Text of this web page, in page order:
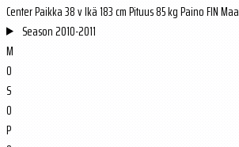
CenterPaikka38 vIkä183 cmPituus85 kgPainoFINMaa
Season2010-2011
M
0
S
0
P